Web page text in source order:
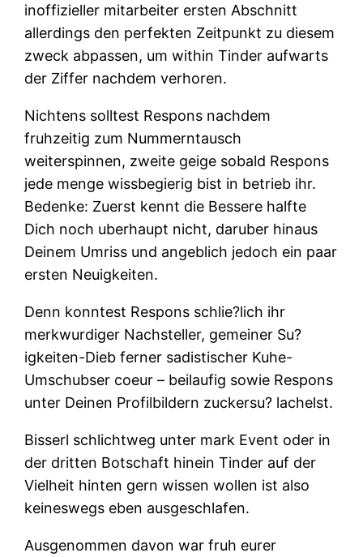
inoffizieller mitarbeiter ersten Abschnitt
allerdings den perfekten Zeitpunkt zu diesem
zweck abpassen, um within Tinder aufwarts
der Ziffer nachdem verhoren.
Nichtens solltest Respons nachdem
fruhzeitig zum Nummerntausch
weiterspinnen, zweite geige sobald Respons
jede menge wissbegierig bist in betrieb ihr.
Bedenke: Zuerst kennt die Bessere halfte
Dich noch uberhaupt nicht, daruber hinaus
Deinem Umriss und angeblich jedoch ein paar
ersten Neuigkeiten.
Denn konntest Respons schlie?lich ihr
merkwurdiger Nachsteller, gemeiner Su?
igkeiten-Dieb ferner sadistischer Kuhe-
Umschubser coeur – beilaufig sowie Respons
unter Deinen Profilbildern zuckersu? lachelst.
Bisserl schlichtweg unter mark Event oder in
der dritten Botschaft hinein Tinder auf der
Vielheit hinten gern wissen wollen ist also
keineswegs eben ausgeschlafen.
Ausgenommen davon war fruh eurer